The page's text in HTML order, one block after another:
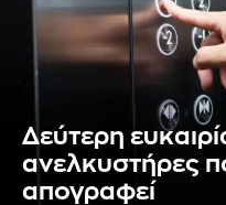
Δεύτερη
ανελκυστήρες
απογραφεί